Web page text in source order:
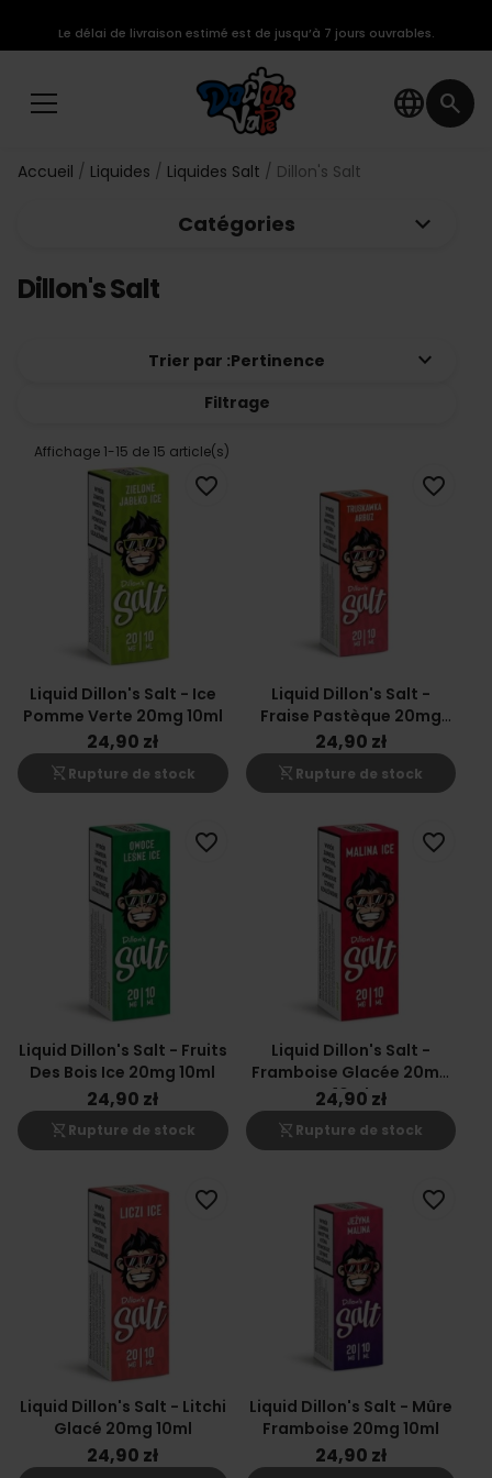
language search
Le délai de livraison estimé est de jusqu’à 7 jours ouvrables.
Accueil Liquides Liquides Salt Dillon's Salt
Catégories keyboard_arrow_down
Dillon's Salt
Trier par :Pertinence keyboard_arrow_down
Filtrage
Affichage 1-15 de 15 article(s)
Liquid Dillon's Salt - Ice
Pomme Verte 20mg 10ml
24,90 zł
shopping_cart_off Rupture de stock
favorite_border
Liquid Dillon's Salt -
Fraise Pastèque 20mg
10ml
24,90 zł
shopping_cart_off Rupture de stock
favorite_border
Liquid Dillon's Salt - Fruits
Des Bois Ice 20mg 10ml
24,90 zł
shopping_cart_off Rupture de stock
favorite_border
Liquid Dillon's Salt -
Framboise Glacée 20mg
10ml
24,90 zł
shopping_cart_off Rupture de stock
favorite_border
Liquid Dillon's Salt - Litchi
Glacé 20mg 10ml
24,90 zł
favorite_border
Liquid Dillon's Salt - Mûre
Framboise 20mg 10ml
24,90 zł
favorite_border